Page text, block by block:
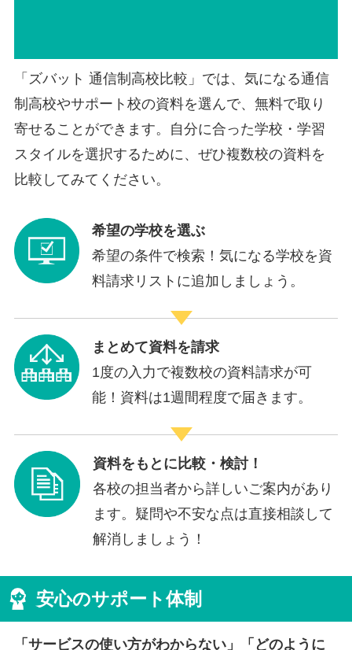
「ズバット 通信制高校比較」では、気になる通信
制高校やサポート校の資料を選んで、無料で取り
寄せることができます。自分に合った学校・学習
スタイルを選択するために、ぜひ複数校の資料を
比較してみてください。
希望の学校を選ぶ
希望の条件で検索！気になる学校を資
料請求リストに追加しましょう。
まとめて資料を請求
1度の入力で複数校の資料請求が可
能！資料は1週間程度で届きます。
資料をもとに比較・検討！
各校の担当者から詳しいご案内があり
ます。疑問や不安な点は直接相談して
解消しましょう！
安心のサポート体制
「サービスの使い方がわからない」「どのように